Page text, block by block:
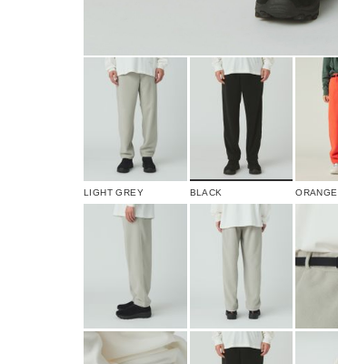
LIGHT GREY BLACK ORANGE